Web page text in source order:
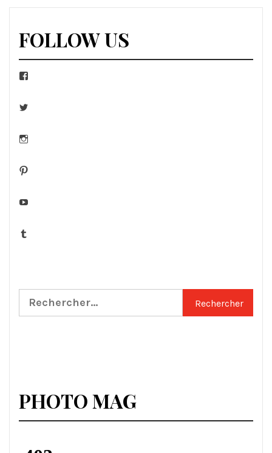
FOLLOW US
Facebook
Twitter
Instagram
Pinterest
YouTube
Tumblr
Rechercher :
PHOTO MAG